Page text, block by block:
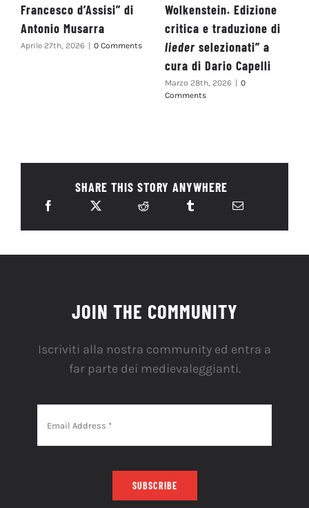
Francesco d’Assisi” di
Antonio Musarra
Aprile 27th, 2026 0 Comments
Wolkenstein. Edizione
critica e traduzione di
liederselezionati” a
cura di Dario Capelli
Marzo 28th, 2026
0
Comments
SHARE THIS STORY ANYWHERE
JOIN THE COMMUNITY
Iscriviti alla nostra community ed entra a
far parte dei medievaleggianti.
SUBSCRIBE